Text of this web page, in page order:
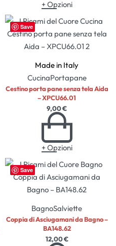
+ Opzioni
Save
Made in Italy
CucinaPortapane
Cestino porta pane senza tela Aida
– XPCU66.01
9,00€
+ Opzioni
Save
BagnoSalviette
Coppia di Asciugamani da Bagno –
BA148.62
12,00€